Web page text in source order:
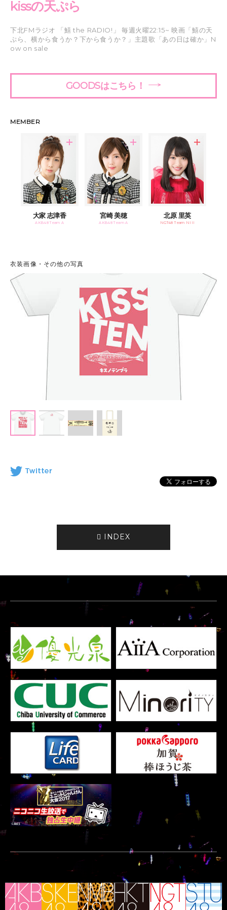
kissの天ぷら
下北FMラジオ 「鱚 the RADIO!」 毎週火曜22:15~ 映画「鱚の天
ぷら、横から食うか？下から食うか？」主題歌「あの日は確か」N
ow on sale
GOODSはこちら！
MEMBER
大家 志津香
AKB48 Team A
宮崎 美穂
AKB48 Team A
北原 里英
NGT48 Team NIII
衣装画像・その他の写真
INDEX